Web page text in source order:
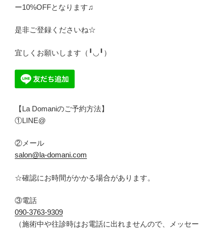
ー10%OFFとなります♫
是非ご登録くださいね☆
宜しくお願いします（╹◡╹）
【La Domaniのご予約方法】
①LINE@
②メール
salon@la-domani.com
☆確認にお時間がかかる場合があります。
③電話
090-3763-9309
（施術中や往診時はお電話に出れませんので、メッセー